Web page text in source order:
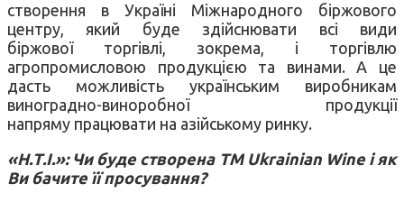
створення в Україні Міжнародного біржового
центру, який буде здійснювати всі види
біржової торгівлі, зокрема, і торгівлю
агропромисловою продукцією та винами. А це
дасть можливість українським виробникам
виноградно-виноробної продукції
напряму працювати на азійському ринку.
«Н.Т.І.»: Чи буде створена ТМ Ukrainian Wine і як
Ви бачите її просування?